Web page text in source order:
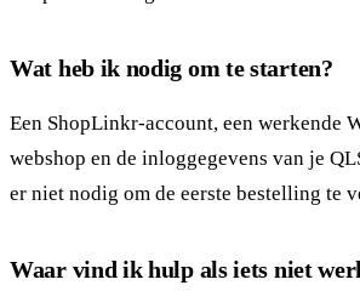
Wat heb ik nodig om te starten?
Een ShopLinkr-account, een werkende
webshop en de inloggegevens van je
er niet nodig om de eerste bestelling te
Waar vind ik hulp als iets niet